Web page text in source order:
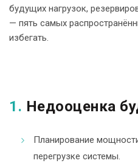
будущих нагрузок,
— пять самых
избегать.
1. Недооценка
Планирование
перегрузке системы.